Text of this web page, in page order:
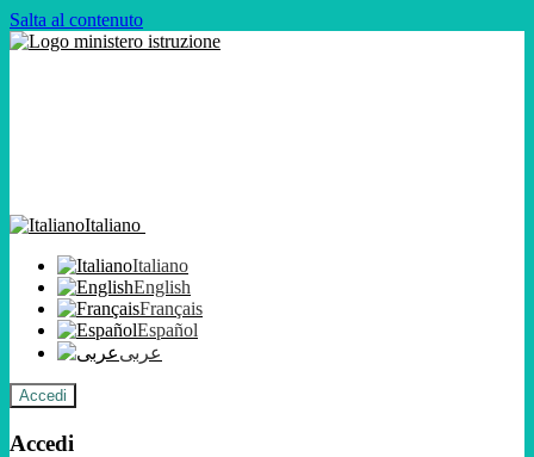
Salta al contenuto
Italiano
Italiano
English
Français
Español
عربى
Accedi
Accedi